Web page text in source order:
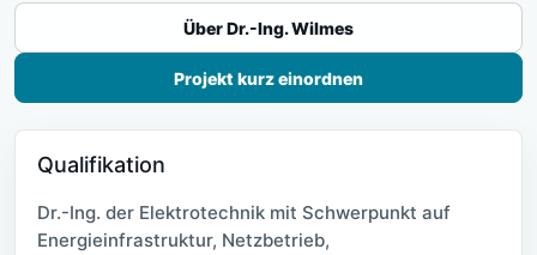
Über Dr.-Ing. Wilmes
Projekt kurz einordnen
Qualifikation
Dr.-Ing. der Elektrotechnik mit Schwerpunkt auf
Energieinfrastruktur, Netzbetrieb,